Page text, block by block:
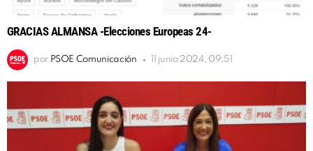
GRACIAS ALMANSA -Elecciones Europeas 24-
por PSOE Comunicación 11 junio 2024, 09:51